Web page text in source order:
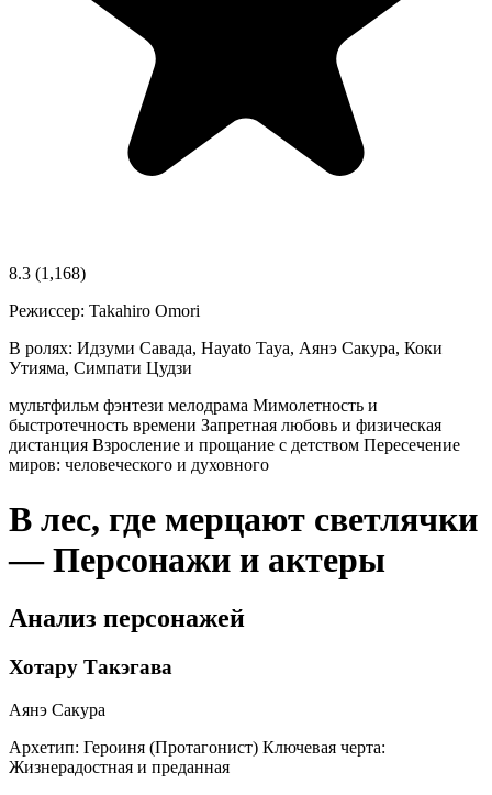
8.3 (1,168)
Режиссер: Takahiro Omori
В ролях: Идзуми Савада, Hayato Taya, Аянэ Сакура, Коки
Утияма, Симпати Цудзи
мультфильм фэнтези мелодрама Мимолетность и
быстротечность времени Запретная любовь и физическая
дистанция Взросление и прощание с детством Пересечение
миров: человеческого и духовного
В лес, где мерцают светлячки
— Персонажи и актеры
Анализ персонажей
Хотару Такэгава
Аянэ Сакура
Архетип: Героиня (Протагонист) Ключевая черта:
Жизнерадостная и преданная